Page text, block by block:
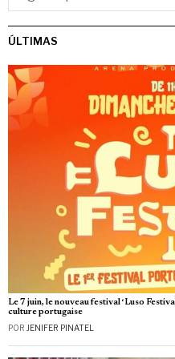
ÚLTIMAS
Le 7 juin, le nouveau festival ‘Luso
culture portugaise
POR JENIFER PINATEL